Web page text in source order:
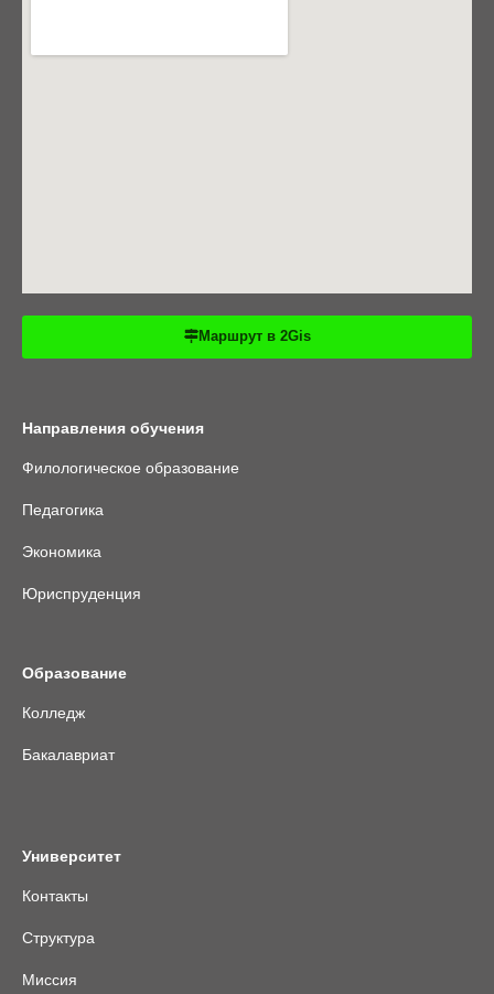
Маршрут в 2Gis
Направления обучения
Филологическое образование
Педагогика
Экономика
Юриспруденция
Образование
Колледж
Бакалавриат
Университет
Контакты
Структура
Миссия